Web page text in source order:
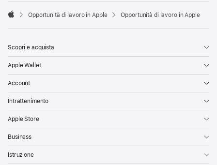

Opportunità di lavoro in Apple Opportunità di lavoro in Apple
Scopri e acquista
Apple Wallet
Account
Intrattenimento
Apple Store
Business
Istruzione